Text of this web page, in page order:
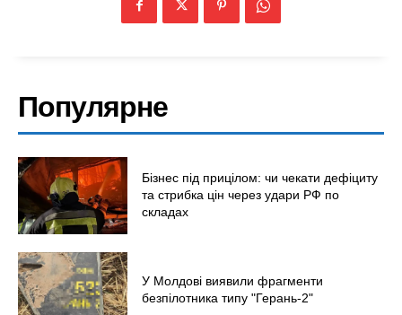
Популярне
Бізнес під прицілом: чи чекати дефіциту
та стрибка цін через удари РФ по
складах
У Молдові виявили фрагменти
безпілотника типу "Герань-2"